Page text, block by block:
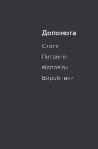
Допомога
Статті
Питання-
відповідь
Виробники